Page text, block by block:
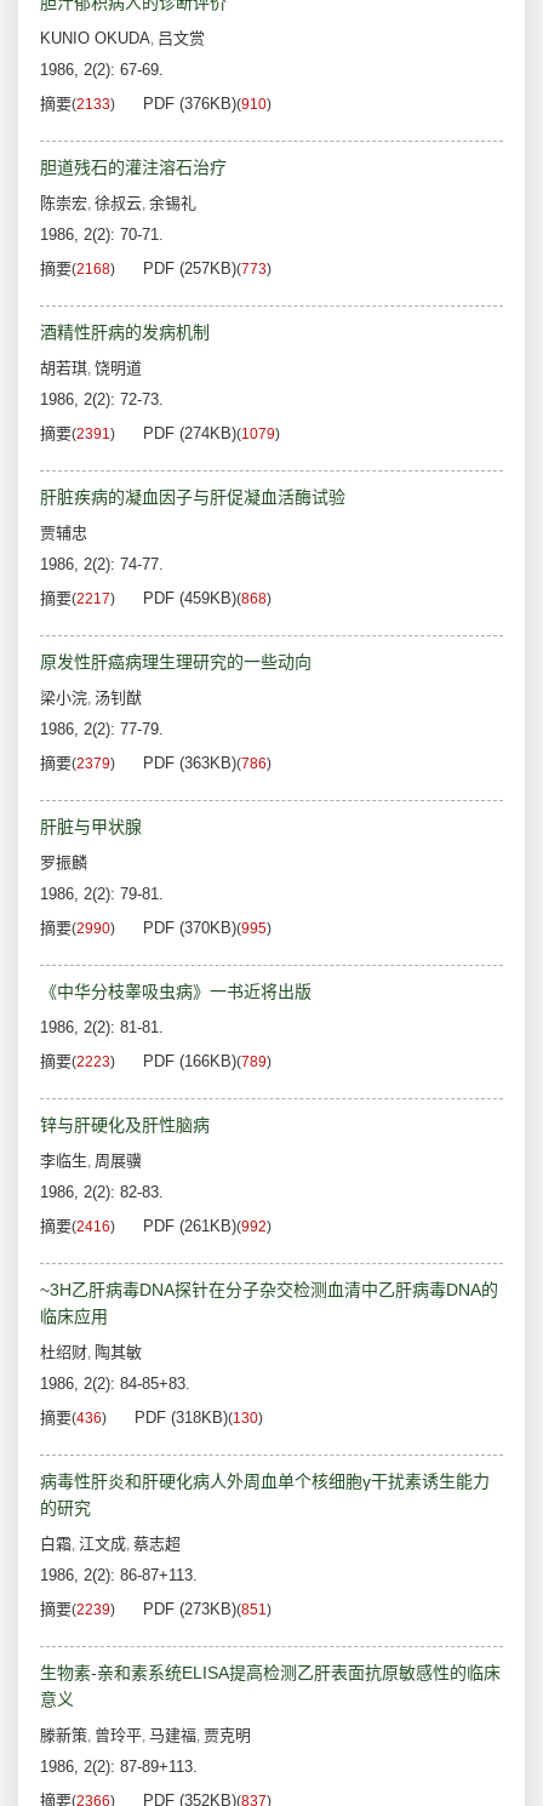
KUNIO OKUDA, 吕文赏
1986, 2(2): 67-69.
摘要(2133) PDF (376KB)(910)
胆道残石的灌注溶石治疗
陈崇宏, 徐叔云, 余锡礼
1986, 2(2): 70-71.
摘要(2168) PDF (257KB)(773)
酒精性肝病的发病机制
胡若琪, 饶明道
1986, 2(2): 72-73.
摘要(2391) PDF (274KB)(1079)
肝脏疾病的凝血因子与肝促凝血活酶试验
贾辅忠
1986, 2(2): 74-77.
摘要(2217) PDF (459KB)(868)
原发性肝癌病理生理研究的一些动向
梁小浣, 汤钊猷
1986, 2(2): 77-79.
摘要(2379) PDF (363KB)(786)
肝脏与甲状腺
罗振麟
1986, 2(2): 79-81.
摘要(2990) PDF (370KB)(995)
《中华分枝睾吸虫病》一书近将出版
1986, 2(2): 81-81.
摘要(2223) PDF (166KB)(789)
锌与肝硬化及肝性脑病
李临生, 周展骥
1986, 2(2): 82-83.
摘要(2416) PDF (261KB)(992)
~3H乙肝病毒DNA探针在分子杂交检测血清中乙肝病毒DNA的
临床应用
杜绍财, 陶其敏
1986, 2(2): 84-85+83.
摘要(436) PDF (318KB)(130)
病毒性肝炎和肝硬化病人外周血单个核细胞γ干扰素诱生能力
的研究
白霜, 江文成, 蔡志超
1986, 2(2): 86-87+113.
摘要(2239) PDF (273KB)(851)
生物素-亲和素系统ELISA提高检测乙肝表面抗原敏感性的临床
意义
滕新策, 曾玲平, 马建福, 贾克明
1986, 2(2): 87-89+113.
摘要(2366) PDF (352KB)(837)